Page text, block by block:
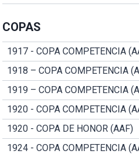
COPAS
1917 - COPA COMPETENCIA
1918 – COPA COMPETENCIA
1919 – COPA COMPETENCIA
1920 - COPA COMPETENCIA
1920 - COPA DE HONOR (AAF)
1924 - COPA COMPETENCIA